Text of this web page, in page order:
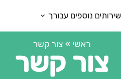
שירותים נוספים עבורך
ראשי » צור קשר
צור קשר